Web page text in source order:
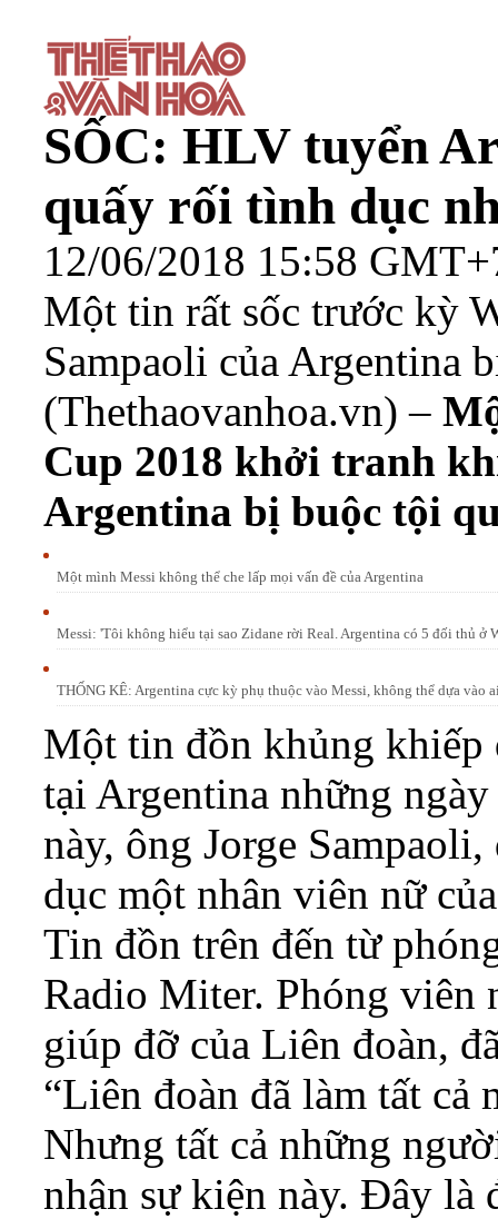
SỐC: HLV tuyển
quấy rối tình dục
12/06/2018 15:58
Một tin rất sốc trước kỳ
Sampaoli của Argentina
(Thethaovanhoa.vn) –
Cup 2018 khởi tranh
Argentina bị buộc tội
Một mình Messi không thể che lấp mọi vấn đề của Argentina
Messi: 'Tôi không hiểu tại sao Zidane rời Real. Argentina có 5 đối thủ ở
THỐNG KÊ: Argentina cực kỳ phụ thuộc vào Messi, không thể dựa vào
Một tin đồn khủng khiếp
tại Argentina những
này, ông Jorge
dục một nhân viên nữ
Tin đồn trên đến từ
Radio Miter. Phóng viên
giúp đỡ của Liên đoàn,
“Liên đoàn đã làm tất
Nhưng tất cả những
nhận sự kiện này. Đây là